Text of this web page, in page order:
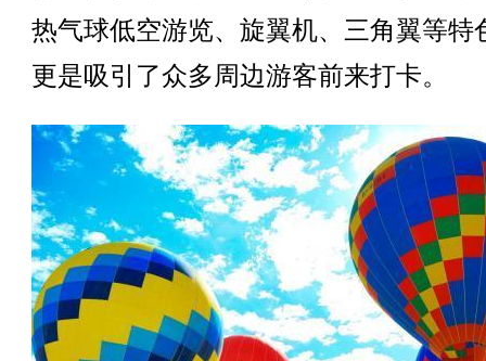
热气球低空游览、旋翼机、三角翼等特
更是吸引了众多周边游客前来打卡。